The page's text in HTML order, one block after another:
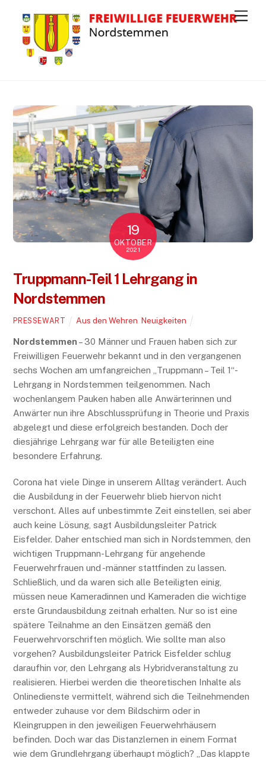
19
OKTOBER
2021
Truppmann-Teil 1 Lehrgang in
Nordstemmen
PRESSEWART Aus den Wehren ,Neuigkeiten
Nordstemmen – 30 Männer und Frauen haben sich zur
Freiwilligen Feuerwehr bekannt und in den vergangenen
sechs Wochen am umfangreichen „Truppmann – Teil 1“-
Lehrgang in Nordstemmen teilgenommen. Nach
wochenlangem Pauken haben alle Anwärterinnen und
Anwärter nun ihre Abschlussprüfung in Theorie und Praxis
abgelegt und diese erfolgreich bestanden. Doch der
diesjährige Lehrgang war für alle Beteiligten eine
besondere Erfahrung.
Corona hat viele Dinge in unserem Alltag verändert. Auch
die Ausbildung in der Feuerwehr blieb hiervon nicht
verschont. Alles auf unbestimmte Zeit einstellen, sei aber
auch keine Lösung, sagt Ausbildungsleiter Patrick
Eisfelder. Daher entschied man sich in Nordstemmen, den
wichtigen Truppmann-Lehrgang für angehende
Feuerwehrfrauen und -männer stattfinden zu lassen.
Schließlich, und da waren sich alle Beteiligten einig,
müssen neue Kameradinnen und Kameraden die wichtige
erste Grundausbildung zeitnah erhalten. Nur so ist eine
spätere Teilnahme an den Einsätzen gemäß den
Feuerwehrvorschriften möglich. Wie sollte man also
vorgehen? Ausbildungsleiter Patrick Eisfelder schlug
daraufhin vor, den Lehrgang als Hybridveranstaltung zu
realisieren. Hierbei werden die theoretischen Inhalte als
Onlinedienste vermittelt, während sich die Teilnehmenden
entweder zuhause vor dem Bildschirm oder in
Kleingruppen in den jeweiligen Feuerwehrhäusern
befinden. Doch war das Distanzlernen in einem Format
wie dem Grundlehrgang überhaupt möglich? „Das klappte